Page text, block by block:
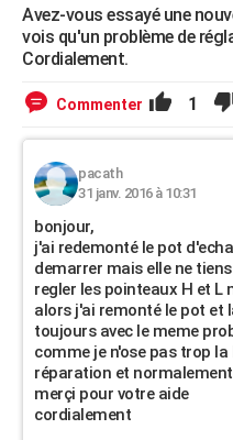
Avez-vous essayé une
vois qu'un problème de
Cordialement.
Commenter 1
pacath
31 janv. 2016 à 10:31
bonjour,
j'ai redemonté le pot
demarrer mais elle ne
regler les pointeaux H et
alors j'ai remonté le pot et
toujours avec le meme
comme je n'ose pas trop
réparation et
merçi pour votre aide
cordialement